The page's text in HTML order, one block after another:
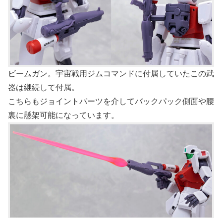
ビームガン。宇宙戦用ジムコマンドに付属していたこの武
器は継続して付属。
こちらもジョイントパーツを介してバックパック側面や腰
裏に懸架可能になっています。